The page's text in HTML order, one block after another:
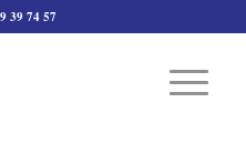
39 74 57